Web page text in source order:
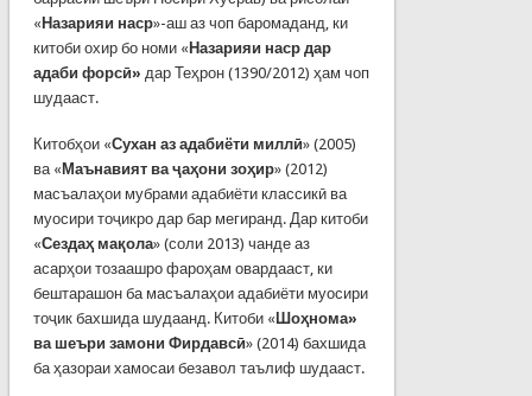
«Назарияи наср»-аш аз чоп баромаданд, ки
китоби охир бо номи «Назарияи наср дар
адаби форсӣ» дар Теҳрон (1390/2012) ҳам чоп
шудааст.
Китобҳои «Сухан аз адабиёти миллӣ» (2005)
ва «Маънавият ва ҷаҳони зоҳир» (2012)
масъалаҳои мубрами адабиёти классикӣ ва
муосири тоҷикро дар бар мегиранд. Дар китоби
«Сездаҳ мақола» (соли 2013) чанде аз
асарҳои тозаашро фароҳам овардааст, ки
бештарашон ба масъалаҳои адабиёти муосири
тоҷик бахшида шудаанд. Китоби «Шоҳнома»
ва шеъри замони Фирдавсӣ» (2014) бахшида
ба ҳазораи хамосаи безавол таълиф шудааст.